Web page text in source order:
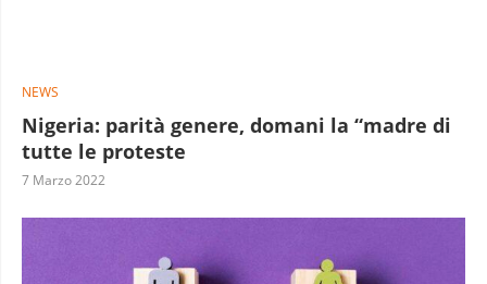
NEWS
Nigeria: parità genere, domani la “madre di
tutte le proteste
7 Marzo 2022